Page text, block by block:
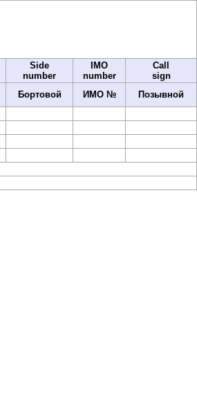
Side
number
IMO
number
Call
sign
Бортовой ИМО №
Позывной